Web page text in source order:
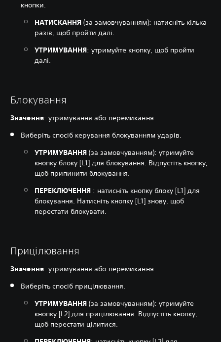
кнопки.
НАТИСКАННЯ (за замовчуванням): натисніть кілька
разів, щоб пройти далі.
УТРИМУВАННЯ: утримуйте кнопку, щоб пройти
далі.
Блокування
Значення: утримування або перемикання
Виберіть спосіб керування блокуванням ударів.
УТРИМУВАННЯ (за замовчуванням): утримуйте
кнопку блоку [L1] для блокування. Відпустіть кнопку,
щоб припинити блокування.
ПЕРЕКЛЮЧЕННЯ : натисніть кнопку блоку [L1] для
блокування. Натисніть кнопку [L1] знову, щоб
перестати блокувати.
Прицілювання
Значення: утримування або перемикання
Виберіть спосіб прицілювання.
УТРИМУВАННЯ (за замовчуванням): утримуйте
кнопку [L2] для прицілювання. Відпустіть кнопку,
щоб перестати цілитися.